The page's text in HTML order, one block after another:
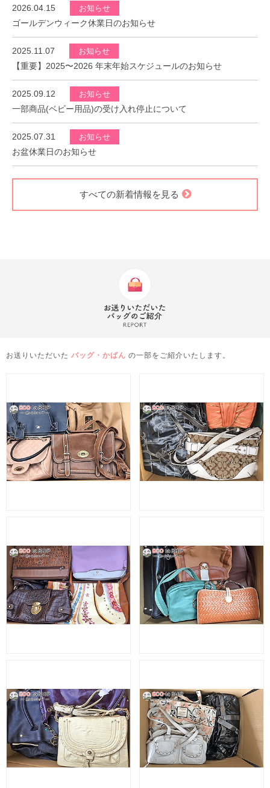
2026.04.15 お知らせ
ゴールデンウィーク休業日のお知らせ
2025.11.07 お知らせ
【重要】2025〜2026 年末年始スケジュールのお知らせ
2025.09.12 お知らせ
一部商品(ベビー用品)の受け入れ停止について
2025.07.31 お知らせ
お盆休業日のお知らせ
すべての新着情報を見る
お送りいただいた バッグ・かばん の一部をご紹介いたします。